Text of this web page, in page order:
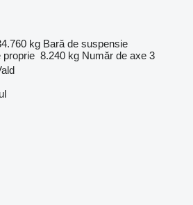
kg Bară de suspensie
proprie 8.240 kg Număr de axe 3